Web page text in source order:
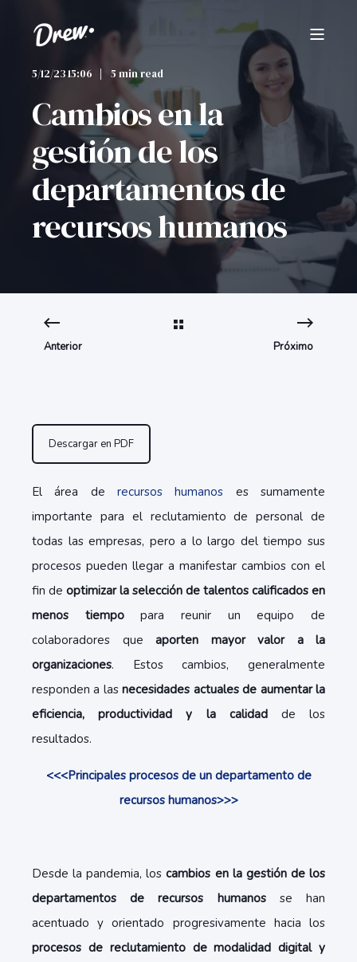
5/12/23 15:06 5 min read
Cambios en la
gestión de los
departamentos de
recursos humanos
Anterior Próximo
Descargar en PDF
El área de recursos humanos es sumamente
importante para el reclutamiento de personal de
todas las empresas, pero a lo largo del tiempo sus
procesos pueden llegar a manifestar cambios con el
fin de optimizar la selección de talentos calificados en
menos tiempopara reunir un equipo de
colaboradores que aporten mayor valor a la
organizaciones. Estos cambios, generalmente
responden a lasnecesidades actuales de aumentar la
eficiencia, productividad y la calidad de los
resultados.
<<<Principales procesos de un departamento de
recursos humanos>>>
Desde la pandemia, loscambios en la gestión de los
departamentos de recursos humanos se han
acentuado y orientado progresivamente hacia los
procesos de reclutamiento de modalidad digital y